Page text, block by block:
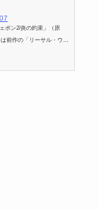
ポン2/炎の約束」（原
前作の「リーサル・ウェ
ング・ブル」、「ワン
シ。他...